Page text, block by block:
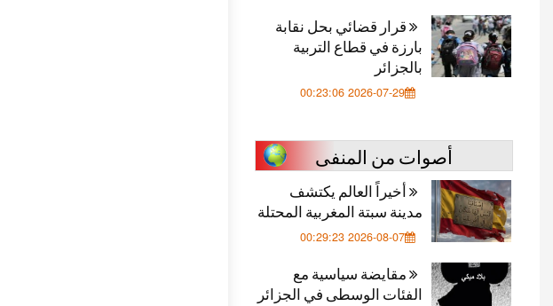
قرار قضائي بحل نقابة
بارزة في قطاع التربية
بالجزائر
2026-07-29 00:23:06
أصوات من المنفى
أخيراً العالم يكتشف
مدينة سبتة المغربية المحتلة
2026-08-07 00:29:23
مقايضة سياسية مع
الفئات الوسطى في الجزائر